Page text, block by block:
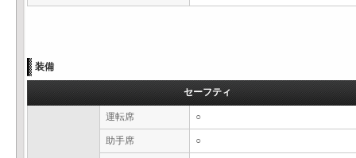
装備
セーフティ
運転席 ○
助手席 ○